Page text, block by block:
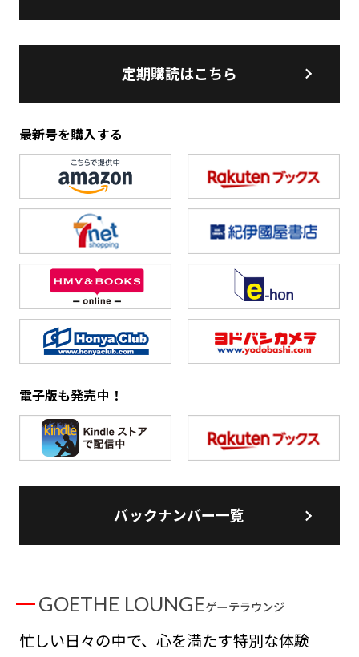
定期購読はこちら
最新号を購入する
電子版も発売中！
バックナンバー一覧
GOETHE LOUNGEゲーテラウンジ
忙しい日々の中で、心を満たす特別な体験